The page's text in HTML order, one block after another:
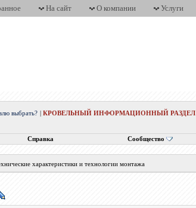
На сайт О компании Услуги
выбрать? |КРОВЕЛЬНЫЙ ИНФОРМАЦИОННЫЙ РАЗДЕЛ
Справка Сообщество
характеристики и технологии монтажа